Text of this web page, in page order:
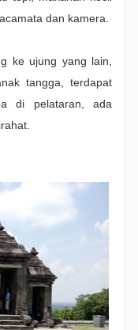
dan kamera.
ke ujung yang lain,
tangga, terdapat
di pelataran, ada